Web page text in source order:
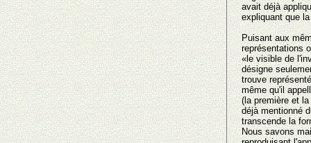
avait déjà
expliquant que
Puisant aux
représentations
«le visible de
désigne
trouve
même qu'il
(la première et
déjà mentionné
transcende la
Nous savons